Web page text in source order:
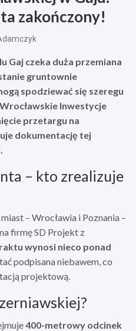
zakończony!
Gaj czeka duża przemiana
gruntownie
spodziewać się szeregu
Inwestycje
przetargu na
dokumentację tej
– kto zrealizuje
– Wrocławia i Poznania –
firmę SD Projekt z
wynosi nieco ponad
podpisana niebawem, co
projektową.
400-metrowy odcinek